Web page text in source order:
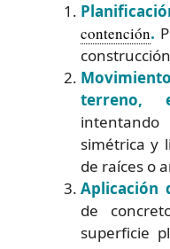
contención.
terreno,
simétrica y
de raíces o
Aplicación
de
superficie